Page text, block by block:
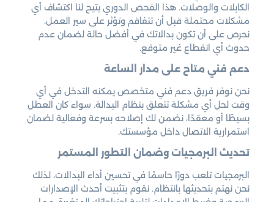
الكابلات والوصلات. هذا الفحص الدوري يتيح لنا اكتشاف أي
مشكلات محتملة قبل أن تتفاقم وتؤثر على سير العمل.
نحرص على أن تكون بدالاتك في أفضل حالة لضمان عدم
حدوث أي انقطاع غير متوقع.
دعم فني متاح على مدار الساعة
نحن نوفر فريق دعم فني متخصص يمكنه التدخل في أي
وقت لحل أي مشكلة تتعلق بنظام البدالة. سواء كان العطل
بسيطًا أو معقدًا، نضمن لك إصلاحه بسرعة وفعالية لضمان
استمرارية الاتصال داخل مؤسستك.
تحديث البرمجيات وضمان التطور المستمر
البرمجيات تلعب دورًا حاسمًا في تحسين أداء البدالات، لذلك
نحن نهتم بتحديثها بانتظام. نقوم بتثبيت أحدث الإصدارات